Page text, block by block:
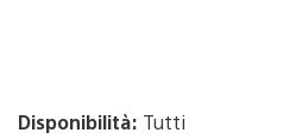
Disponibilità: Tutti